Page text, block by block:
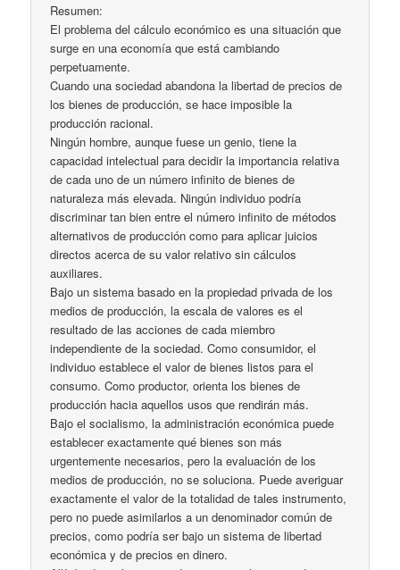
Resumen:
El problema del cálculo económico es una situación que
surge en una economía que está cambiando
perpetuamente.
Cuando una sociedad abandona la libertad de precios de
los bienes de producción, se hace imposible la
producción racional.
Ningún hombre, aunque fuese un genio, tiene la
capacidad intelectual para decidir la importancia relativa
de cada uno de un número infinito de bienes de
naturaleza más elevada. Ningún individuo podría
discriminar tan bien entre el número infinito de métodos
alternativos de producción como para aplicar juicios
directos acerca de su valor relativo sin cálculos
auxiliares.
Bajo un sistema basado en la propiedad privada de los
medios de producción, la escala de valores es el
resultado de las acciones de cada miembro
independiente de la sociedad. Como consumidor, el
individuo establece el valor de bienes listos para el
consumo. Como productor, orienta los bienes de
producción hacia aquellos usos que rendirán más.
Bajo el socialismo, la administración económica puede
establecer exactamente qué bienes son más
urgentemente necesarios, pero la evaluación de los
medios de producción, no se soluciona. Puede averiguar
exactamente el valor de la totalidad de tales instrumento,
pero no puede asimilarlos a un denominador común de
precios, como podría ser bajo un sistema de libertad
económica y de precios en dinero.